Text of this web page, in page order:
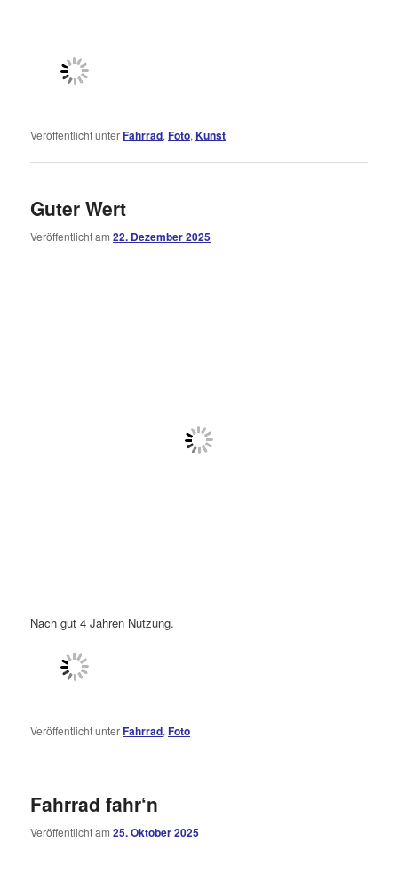
Veröffentlicht unterFahrrad,Foto,Kunst
Guter Wert
Veröffentlicht am22. Dezember 2025
Nach gut 4 Jahren Nutzung.
Veröffentlicht unterFahrrad,Foto
Fahrrad fahr‘n
Veröffentlicht am25. Oktober 2025